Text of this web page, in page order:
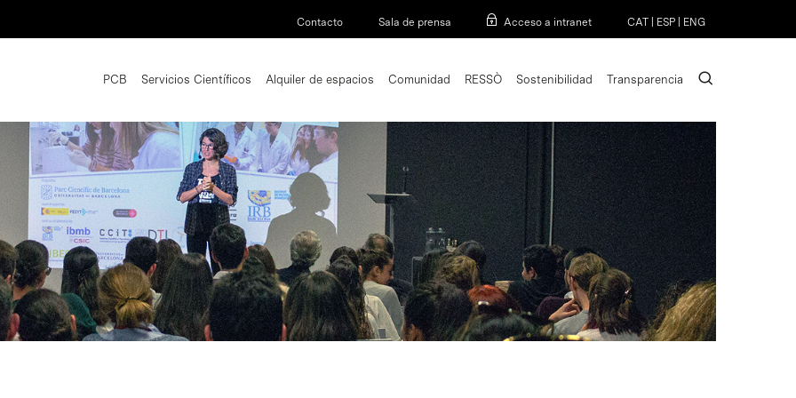
Contacto Sala de prensa Acceso a intranet CAT ESP ENG
PCB Servicios Científicos Alquiler de espacios Comunidad RESSÒ Sostenibilidad Transparencia search